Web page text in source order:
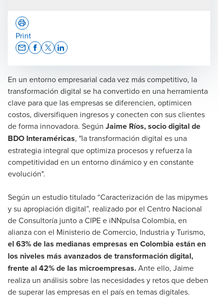
En un entorno empresarial cada vez más competitivo, la
transformación digital se ha convertido en una herramienta
clave para que las empresas se diferencien, optimicen
costos, diversifiquen ingresos y conecten con sus clientes
de forma innovadora. Según Jaime Ríos, socio digital de
BDO Interaméricas, "la transformación digital es una
estrategia integral que optimiza procesos y refuerza la
competitividad en un entorno dinámico y en constante
evolución".
Según un estudio titulado “Caracterización de las mipymes
y su apropiación digital”, realizado por el Centro Nacional
de Consultoría junto a CIPE e iNNpulsa Colombia, en
alianza con el Ministerio de Comercio, Industria y Turismo,
el 63% de las medianas empresas en Colombia están en
los niveles más avanzados de transformación digital,
frente al 42% de las microempresas.Ante ello, Jaime
realiza un análisis sobre las necesidades y retos que deben
de superar las empresas en el país en temas digitales.
Jaime Ríos Barrero
Socio Digital / Cyber
Print